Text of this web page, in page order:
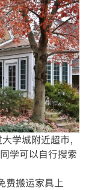
学城附近超市，
学可以自行搜索
费搬运家具上